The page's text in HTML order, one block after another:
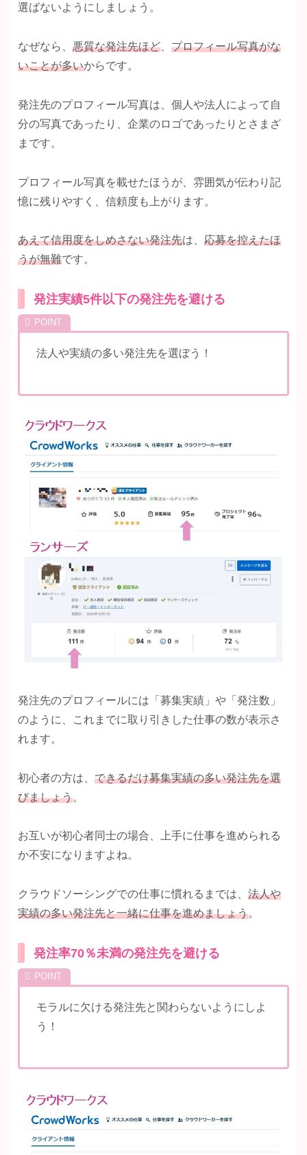
選ばないようにしましょう。
なぜなら、 悪質な発注先ほど
プロフィール写真がな
いことが多いからです。
発注先のプロフィール写真は、個人や法人によって自
分の写真であったり、企業のロゴであったりとさまざ
まです。
プロフィール写真を載せたほうが、雰囲気が伝わり記
憶に残りやすく、信頼度も上がります。
あえて信用度をしめさない発注先は、 応募を控えたほ
うが無難です。
発注実績5件以下の発注先を避ける
法人や実績の多い発注先を選ぼう！
発注先のプロフィールには「募集実績」や「発注数」
のように、これまでに取り引きした仕事の数が表示さ
れます。
初心者の方は、 できるだけ募集実績の多い発注先を選
びましょう。
お互いが初心者同士の場合、上手に仕事を進められる
か不安になりますよね。
クラウドソーシングでの仕事に慣れるまでは、 法人や
実績の多い発注先と一緒に仕事を進めましょう。
発注率70％未満の発注先を避ける
モラルに欠ける発注先と関わらないようにしよ
う！